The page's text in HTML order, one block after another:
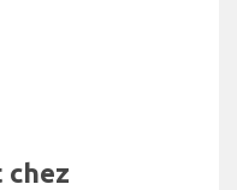
chez